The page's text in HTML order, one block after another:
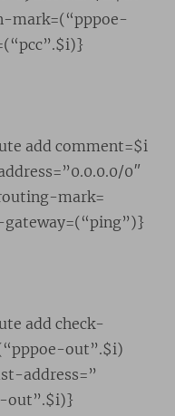
mark=(“pppoe-
add comment=$i
0″
mark=
add check-
out”.$i)
address=”
out”.$i)}